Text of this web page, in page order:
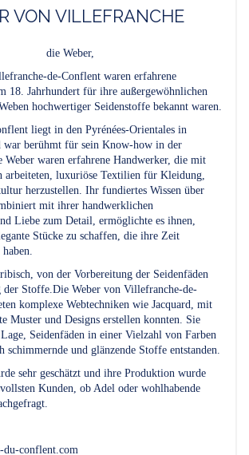
VON VILLEFRANCHE
die Weber,
de-Conflent waren erfahrene
18. Jahrhundert für ihre außergewöhnlichen
hochwertiger Seidenstoffe bekannt waren.
liegt in den Pyrénées-Orientales in
war berühmt für sein Know-how in der
Weber waren erfahrene Handwerker, die mit
arbeiteten, luxuriöse Textilien für Kleidung,
herzustellen. Ihr fundiertes Wissen über
mit ihrer handwerklichen
Liebe zum Detail, ermöglichte es ihnen,
Stücke zu schaffen, die ihre Zeit
von der Vorbereitung der Seidenfäden
der Stoffe.Die Weber von Villefranche-de-
komplexe Webtechniken wie Jacquard, mit
Muster und Designs erstellen konnten. Sie
Seidenfäden in einer Vielzahl von Farben
schimmernde und glänzende Stoffe entstanden.
sehr geschätzt und ihre Produktion wurde
Kunden, ob Adel oder wohlhabende
du-conflent.com